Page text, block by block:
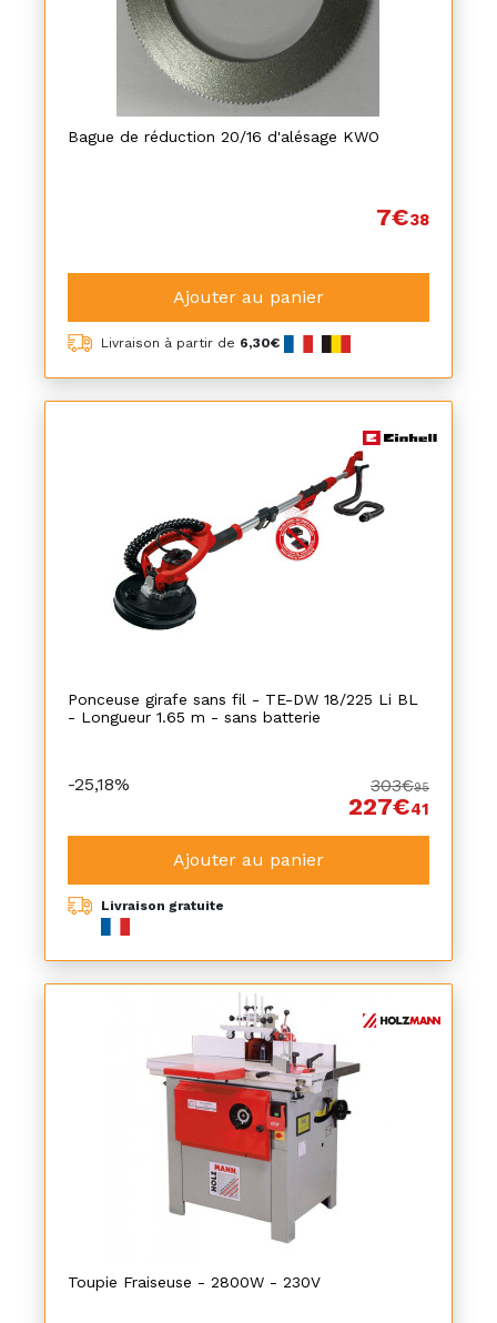
Bague de réduction 20/16 d'alésage KWO
7€38
Ajouter au panier
Livraison à partir de 6,30€
Ponceuse girafe sans fil - TE-DW 18/225 Li BL
- Longueur 1.65 m - sans batterie
-25,18% 303€95
227€41
Ajouter au panier
Livraison gratuite
Toupie Fraiseuse - 2800W - 230V